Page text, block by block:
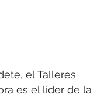
el Talleres
es el líder de la